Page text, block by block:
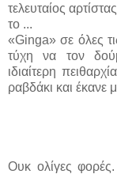
τελευταίος
το ...
«Ginga» σε όλες
τύχη να τον
ιδιαίτερη
ραβδάκι και έκανε
Ουκ ολίγες